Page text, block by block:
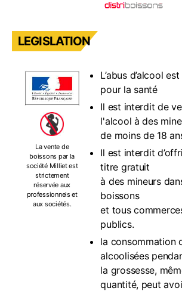
LEGISLATION
La vente de
boissons par la
société Milliet est
strictement
réservée aux
professionnels et
aux sociétés.
L’abus d’alcool
pour la santé
Il est interdit de
l'alcool à des
de moins de 18
Il est interdit
titre gratuit
à des mineurs
boissons
et tous
publics.
la consommation
alcoolisées
la grossesse,
quantité, peut